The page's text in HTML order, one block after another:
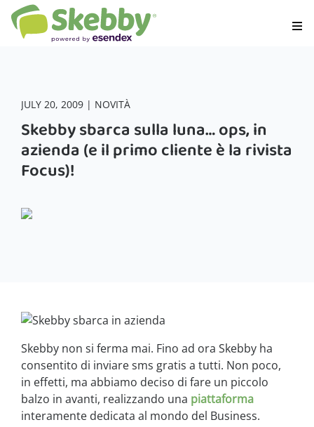
JULY 20, 2009 | NOVITÀ
Skebby sbarca sulla luna… ops, in
azienda (e il primo cliente è la rivista
Focus)!
Skebby non si ferma mai. Fino ad ora Skebby ha
consentito di inviare sms gratis a tutti. Non poco,
in effetti, ma abbiamo deciso di fare un piccolo
balzo in avanti, realizzando una piattaforma
interamente dedicata al mondo del Business.